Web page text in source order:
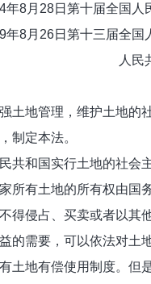
8月28日第十届全国人
8月26日第十三届全国
人民
管理，维护土地的社
制定本法。
国实行土地的社会主
有土地的所有权由国
侵占、买卖或者以其
需要，可以依法对土
地有偿使用制度。但